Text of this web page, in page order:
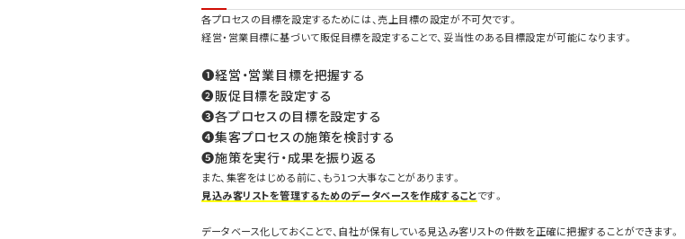
各プロセスの目標を設定するためには、売上目標の設定が不可欠です。
経営・営業目標に基づいて販促目標を設定することで、妥当性のある目標設定が可能になります。
❶経営・営業目標を把握する
❷販促目標を設定する
❸各プロセスの目標を設定する
❹集客プロセスの施策を検討する
❺施策を実行・成果を振り返る
また、集客をはじめる前に、もう1つ大事なことがあります。
見込み客リストを管理するためのデータベースを作成することです。
データベース化しておくことで、自社が保有している見込み客リストの件数を正確に把握することができます。